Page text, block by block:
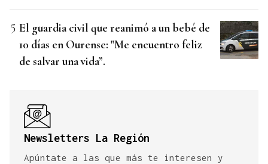
El guardia civil que reanimó a un bebé de
10 días en Ourense: "Me encuentro feliz
de salvar una vida”.
Newsletters La Región
Apúntate a las que más te interesen y